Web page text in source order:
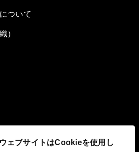
ェブサイトはCookieを使用し
ついて
）
取り組み